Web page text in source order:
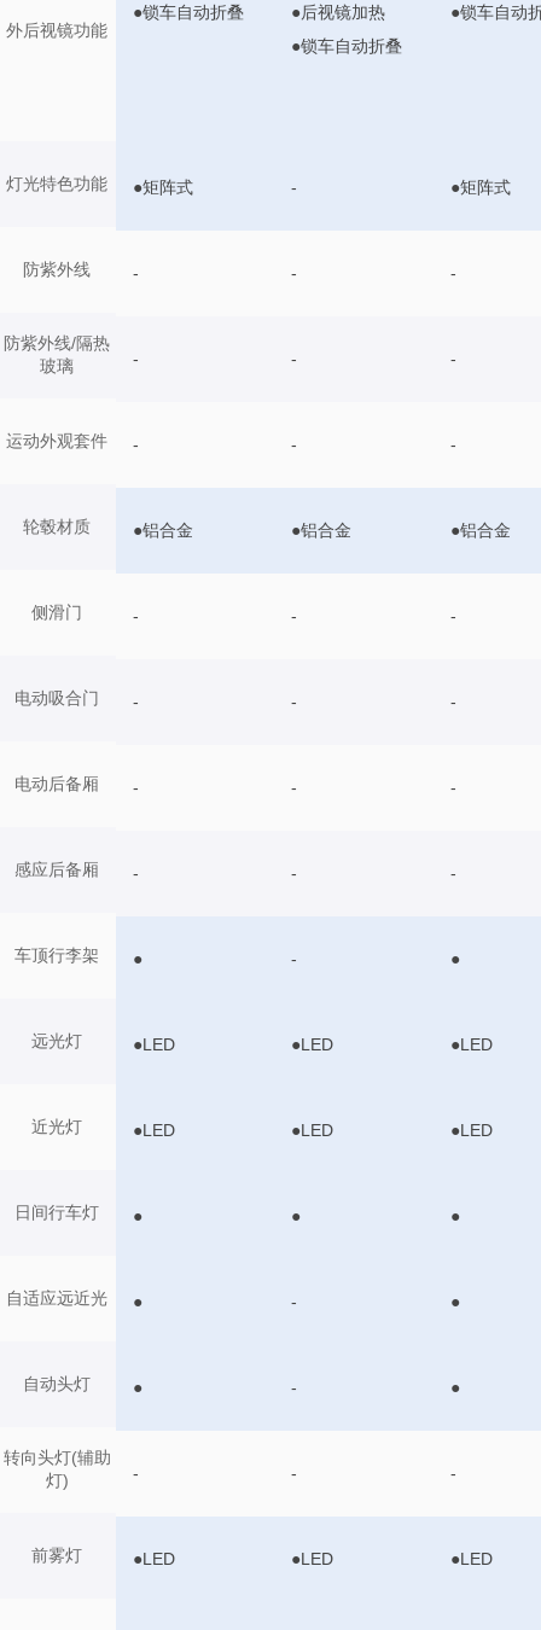
外后视镜功能
灯光特色功能
防紫外线
防紫外线/隔热
玻璃
运动外观套件
轮毂材质
侧滑门
电动吸合门
电动后备厢
感应后备厢
车顶行李架
远光灯
近光灯
日间行车灯
自适应远近光
自动头灯
转向头灯(辅助
灯)
前雾灯
●锁车自动折叠
●后视镜加热
●锁车自动折叠
●锁车自动
●矩阵式 - ●矩阵式
- - -
- - -
- - -
●铝合金 ●铝合金 ●铝合金
- - -
- - -
- - -
- - -
● - ●
●LED ●LED ●LED
●LED ●LED ●LED
● ● ●
● - ●
● - ●
- - -
●LED ●LED ●LED